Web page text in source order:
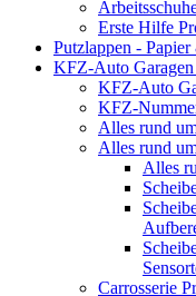
Erste Hilfe
Putzlappen -
KFZ-Auto
KFZ-Auto
KFZ-
Alles rund
Alles rund
Alles
Carrosserie